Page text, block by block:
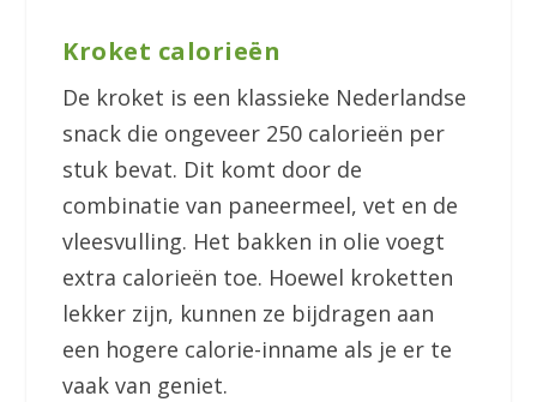
Kroket calorieën
De kroket is een klassieke Nederlandse
snack die ongeveer 250 calorieën per
stuk bevat. Dit komt door de
combinatie van paneermeel, vet en de
vleesvulling. Het bakken in olie voegt
extra calorieën toe. Hoewel kroketten
lekker zijn, kunnen ze bijdragen aan
een hogere calorie-inname als je er te
vaak van geniet.